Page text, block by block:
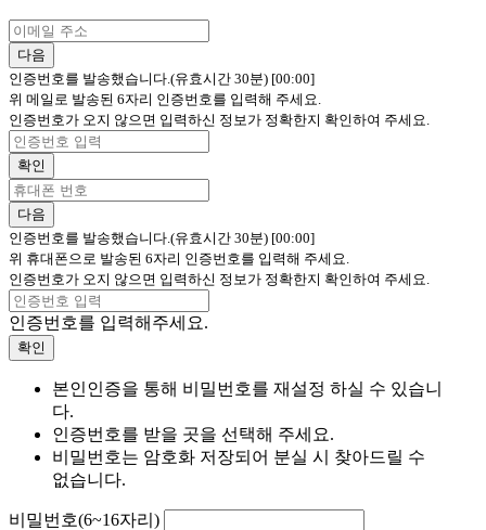
다음
인증번호를 발송했습니다.(유효시간 30분) [00:00]
위 메일로 발송된 6자리 인증번호를 입력해 주세요.
인증번호가 오지 않으면 입력하신 정보가 정확한지 확인하여 주세요.
확인
다음
인증번호를 발송했습니다.(유효시간 30분) [00:00]
위 휴대폰으로 발송된 6자리 인증번호를 입력해 주세요.
인증번호가 오지 않으면 입력하신 정보가 정확한지 확인하여 주세요.
인증번호를 입력해주세요.
확인
본인인증을 통해 비밀번호를 재설정 하실 수 있습니
다.
인증번호를 받을 곳을 선택해 주세요.
비밀번호는 암호화 저장되어 분실 시 찾아드릴 수
없습니다.
비밀번호(6~16자리)